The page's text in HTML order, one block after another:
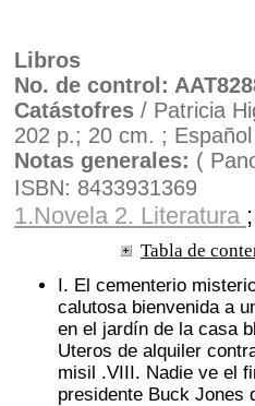
Libros
No. de control:
Catástofres / Patricia
202 p.; 20 cm. ; Español
Notas generales: (
ISBN: 8433931369
1.Novela 2. Literatura
Tabla de
I. El cementerio
calutosa bienvenida a
en el jardín de la casa
Uteros de alquiler
misil .VIII. Nadie ve el
presidente Buck Jones